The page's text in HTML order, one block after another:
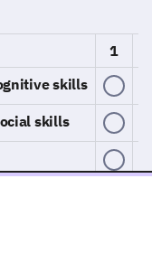
1
skills
skills